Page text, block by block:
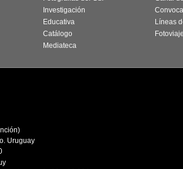
Investigación
Educativa
Catálogo
Mediateca
Líneas
Uruguay